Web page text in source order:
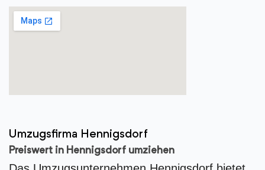
Umzugsfirma Hennigsdorf
Preiswert in Hennigsdorf umziehen